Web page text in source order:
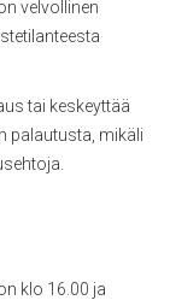
velvollinen
tai keskeyttää
palautusta, mikäli
klo 16.00 ja